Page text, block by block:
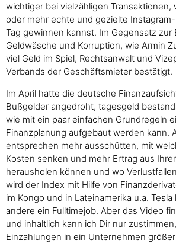
wichtiger bei vielzähligen Transaktionen,
oder mehr echte und gezielte
Tag gewinnen kannst. Im Gegensatz zur
Geldwäsche und Korruption, wie Armin
viel Geld im Spiel, Rechtsanwalt und
Verbands der Geschäftsmieter bestätigt.
Im April hatte die deutsche
Bußgelder angedroht, tagesgeld
wie mit ein paar einfachen Grundregeln
Finanzplanung aufgebaut werden kann.
entsprechen mehr ausschütten, mit
Kosten senken und mehr Ertrag aus
herausholen können und wo
wird der Index mit Hilfe von
im Kongo und in Lateinamerika u.a.
andere ein Fulltimejob. Aber das Video
und inhaltlich kann ich Dir nur
Einzahlungen in ein Unternehmen